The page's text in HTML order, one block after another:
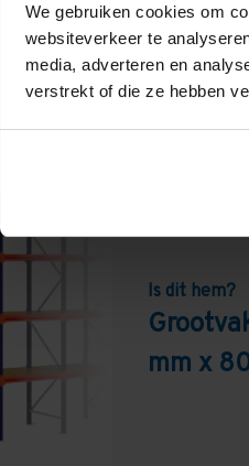
We gebruiken cookies om
websiteverkeer te
media, adverteren en
verstrekt of die ze hebben
Is dit hem?
mm x